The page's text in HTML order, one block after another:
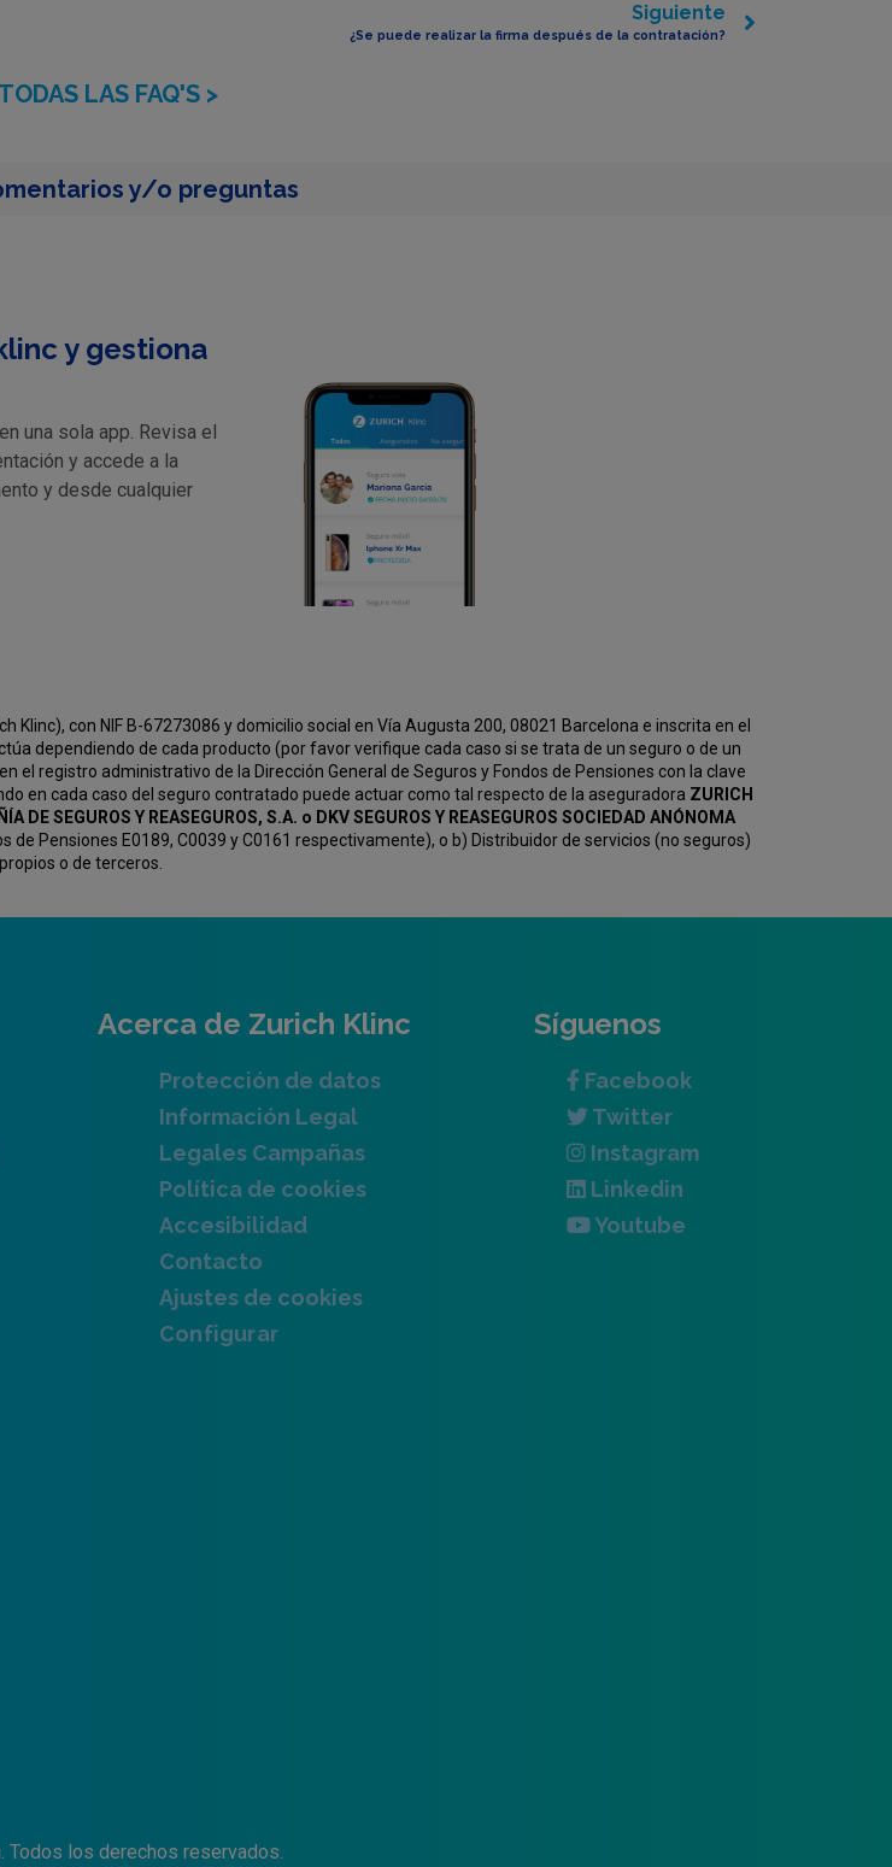
Siguiente
¿Se puede realizar la firma después de la contratación?
LAS FAQ'S >
y/o preguntas
y gestiona
una sola app. Revisa el
y accede a la
y desde cualquier
con NIF B-67273086 y domicilio social en Vía Augusta 200, 08021 Barcelona e inscrita en el
dependiendo de cada producto (por favor verifique cada caso si se trata de un seguro o de un
el registro administrativo de la Dirección General de Seguros y Fondos de Pensiones con la clave
en cada caso del seguro contratado puede actuar como tal respecto de la aseguradora ZURICH
DE SEGUROS Y REASEGUROS, S.A. o DKV SEGUROS Y REASEGUROS SOCIEDAD ANÓNOMA
de Pensiones E0189, C0039 y C0161 respectivamente), o b) Distribuidor de servicios (no seguros)
propios o de terceros.
Acerca de Zurich Klinc
Protección de datos
Información Legal
Legales Campañas
Política de cookies
Accesibilidad
Contacto
Ajustes de cookies
Configurar
Síguenos
Facebook
Twitter
Instagram
Linkedin
Youtube
Todos los derechos reservados.